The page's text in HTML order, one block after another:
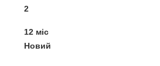
2
12 міс
Новий